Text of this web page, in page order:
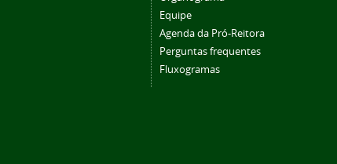
Equipe
Agenda da Pró-Reitora
Perguntas frequentes
Fluxogramas